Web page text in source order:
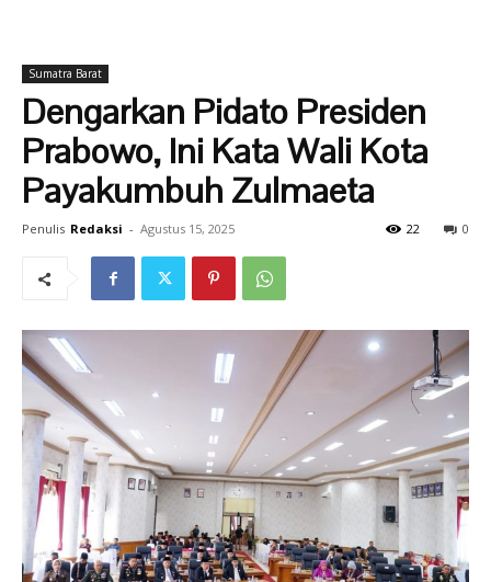
Sumatra Barat
Dengarkan Pidato Presiden
Prabowo, Ini Kata Wali Kota
Payakumbuh Zulmaeta
Penulis Redaksi - Agustus 15, 2025 0
22